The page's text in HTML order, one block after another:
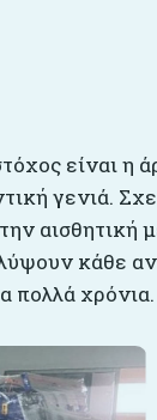
είναι η
γενιά.
αισθητική
κάθε
πολλά χρόνια.